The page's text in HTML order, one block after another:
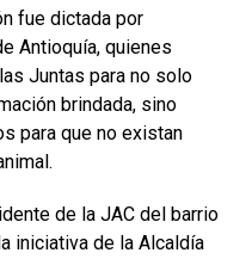
fue dictada por
Antioquía, quienes
Juntas para no solo
brindada, sino
para que no existan
de la JAC del barrio
iniciativa de la Alcaldía